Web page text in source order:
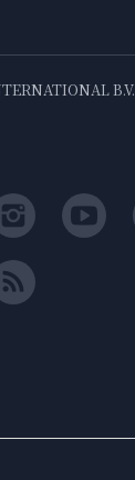
B.V.